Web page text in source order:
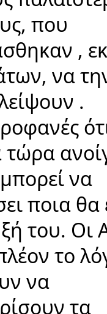
που
,
να
.
να
ποια θα
του. Οι
το
να
τα